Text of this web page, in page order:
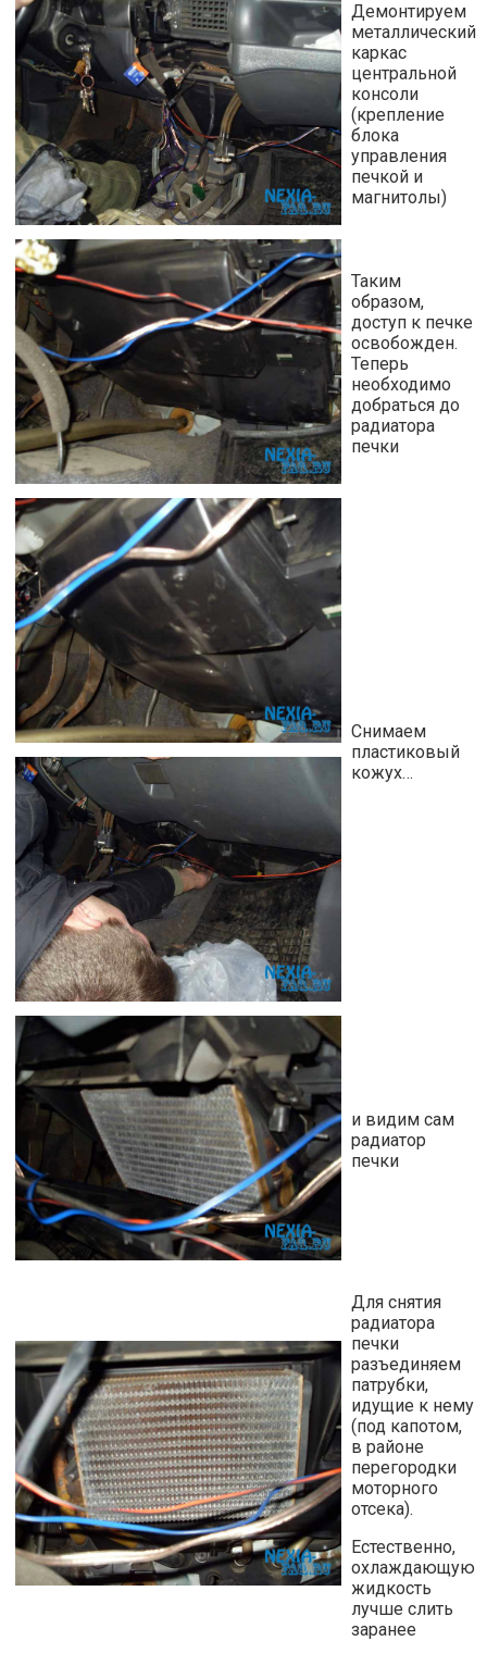
Демонтируем
металлический
каркас
центральной
консоли
(крепление
блока
управления
печкой и
магнитолы)
Таким
образом,
доступ к печке
освобожден.
Теперь
необходимо
добраться до
радиатора
печки
Снимаем
пластиковый
кожух…
и видим сам
радиатор
печки
Для снятия
радиатора
печки
разъединяем
патрубки,
идущие к нему
(под капотом,
в районе
перегородки
моторного
отсека).
Естественно,
охлаждающую
жидкость
лучше слить
заранее